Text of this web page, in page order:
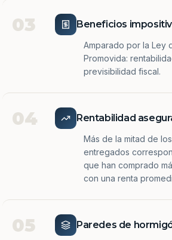
03 Beneficios
Amparado por la Ley
Promovida:
previsibilidad fiscal.
04 Rentabilidad
Más de la mitad de
entregados
que han comprado
con una renta
05 Paredes de